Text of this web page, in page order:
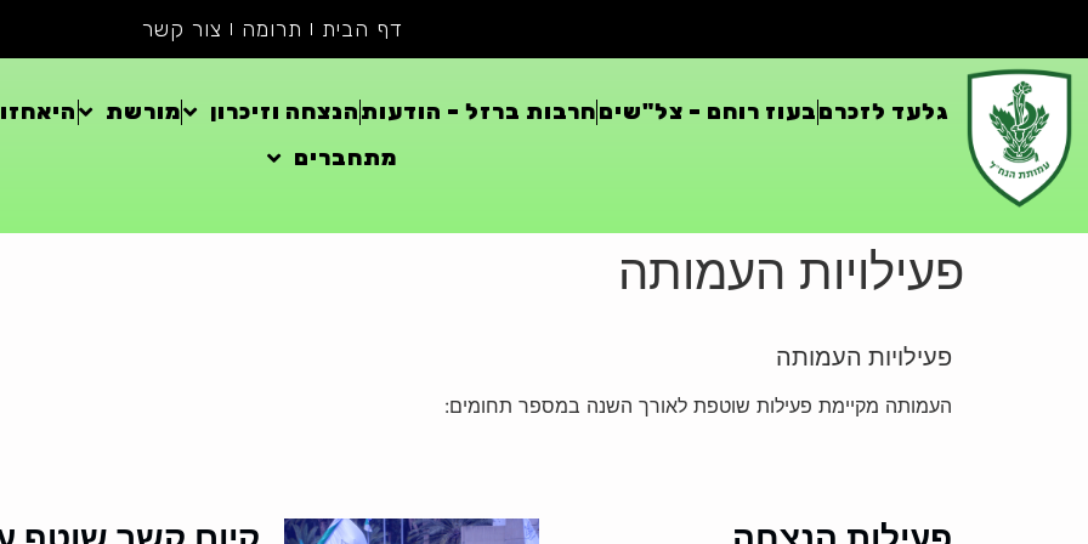
דף הבית תרומה צור קשר
גלעד לזכרםבעוז רוחם – צל"שיםחרבות ברזל – הודעותהנצחה וזיכרון מורשת
מתחברים
פעילויות העמותה
פעילויות העמותה
העמותה מקיימת פעילות שוטפת לאורך השנה במספר תחומים: